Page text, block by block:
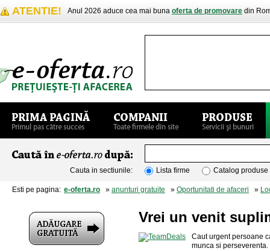
ATENTIE! Anul 2026 aduce cea mai buna oferta de promovare din
Cauta in sectiunile: Lista firme Catalog produse
Esti pe pagina: e-oferta.ro » anunturi gratuite » Oportunitati de afaceri »
Vrei un venit
Caut urgent persoane
munca si